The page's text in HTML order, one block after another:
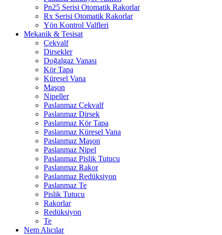
Pn25 Serisi Otomatik Rakorlar
Rx Serisi Otomatik Rakorlar
Yön Kontrol Valfleri
Mekanik & Tesisat
Çekvalf
Dirsekler
Doğalgaz Vanası
Kör Tapa
Küresel Vana
Maşon
Nipeller
Paslanmaz Çekvalf
Paslanmaz Dirsek
Paslanmaz Kör Tapa
Paslanmaz Küresel Vana
Paslanmaz Maşon
Paslanmaz Nipel
Paslanmaz Pislik Tutucu
Paslanmaz Rakor
Paslanmaz Redüksiyon
Paslanmaz Te
Pislik Tutucu
Rakorlar
Redüksiyon
Te
Nem Alıcılar